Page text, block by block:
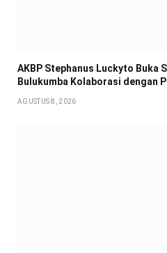
AKBP Stephanus Luckyto Buka
Bulukumba Kolaborasi dengan
AGUSTUS 8, 2026